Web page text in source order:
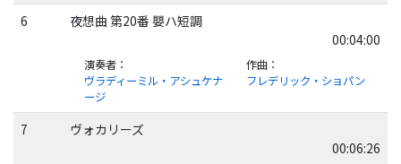
6
夜想曲 第20番 嬰ハ短調
00:04:00
演奏者：
ヴラディーミル・アシュケナ
ージ
作曲：
フレデリック・ショパン
7
ヴォカリーズ
00:06:26